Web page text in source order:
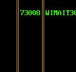
73008